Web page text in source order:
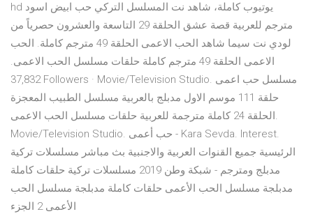
hd يوتيوب كاملة، شاهد نت المسلسل التركي حب ابيض اسود
مترجم للعربية قصة عشق الحلقة 29 التاسعة والعشرون حصرياً من
لودي نت سيما شاهد الحب الاعمى الحلقة 49 مترجم كاملة. الحب
الاعمى الحلقة 49 مترجم كاملة حلقات مسلسل الحب الاعمى.
37,832 Followers · Movie/Television Studio. مسلسل حب اعمى
حلقة 111 موسم الاول مدبلج بالعربية مسلسل الطبيب المعجزة
الحلقة 24 كاملة مترجمة للعربية حلقات مسلسل الحب الاعمى.
Movie/Television Studio. حب أعمى - Kara Sevda. Interest.
الرئيسية جميع القنوات العربية والاجنبية بث مباشر مسلسلات تركية
مدبلج ومترجم - شبكة وطن 2019 مسلسلات تركية حلقات كاملة
مدبلجة مسلسل الحب الأعمى حلقات كاملة مدبلجة مسلسل الحب
الأعمى 2 الجزء